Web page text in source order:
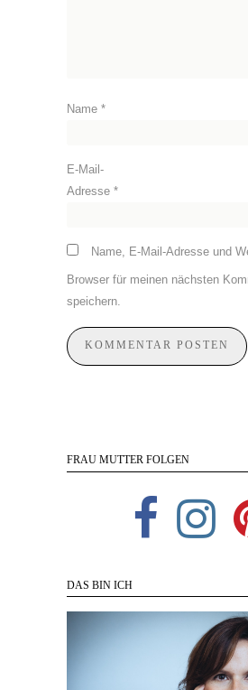
Name *
E-Mail-
Adresse *
Name, E-Mail-Adresse und
Browser für meinen nächsten
speichern.
FRAU MUTTER FOLGEN
DAS BIN ICH